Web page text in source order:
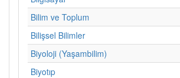
Bilim ve Toplum
Bilişsel Bilimler
Biyoloji (Yaşambilim)
Biyotıp